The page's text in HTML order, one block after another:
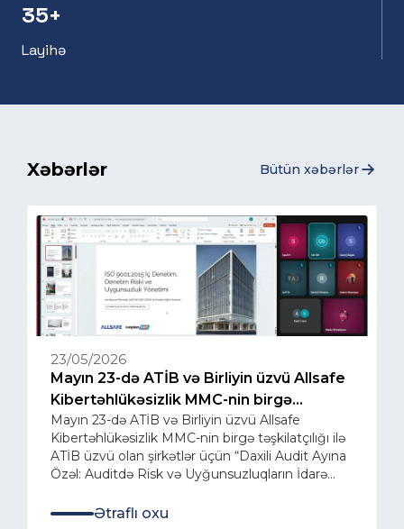
35+
Layihə
Xəbərlər Bütün xəbərlər
23/05/2026
Mayın 23-də ATİB və Birliyin üzvü Allsafe
Kibertəhlükəsizlik MMC-nin birgə
təşkilatçılığı ilə ATİB üzvü olan şirkətlər
üçün “Daxili Audit Ayına Özəl: Auditdə
Risk və Uyğunsuzluqların İdarə Edilməsi”
mövzusunda onlayn təlim təşkil edilib.
Mayın 23-də ATİB və Birliyin üzvü Allsafe
Kibertəhlükəsizlik MMC-nin birgə təşkilatçılığı ilə
ATİB üzvü olan şirkətlər üçün “Daxili Audit Ayına
Özəl: Auditdə Risk və Uyğunsuzluqların İdarə
Ətraflı oxu